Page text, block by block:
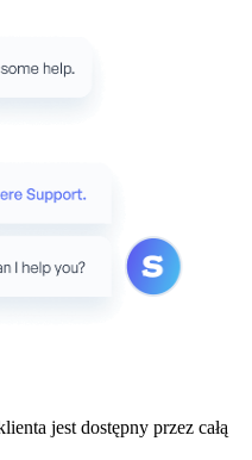
jest dostępny przez całą